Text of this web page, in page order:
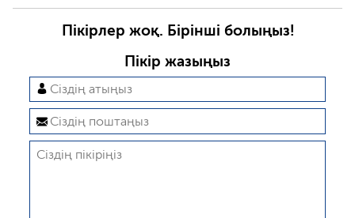
Пікірлер жоқ. Бірінші болыңыз!
Пікір жазыңыз